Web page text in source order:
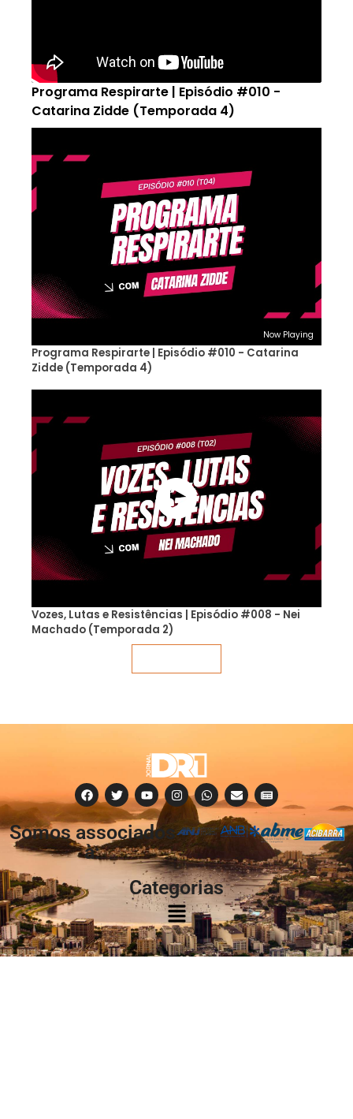
Programa Respirarte | Episódio #010 -
Catarina Zidde (Temporada 4)
Now Playing
Programa Respirarte | Episódio #010 - Catarina
Zidde (Temporada 4)
Vozes, Lutas e Resistências | Episódio #008 - Nei
Machado (Temporada 2)
Somos associados
à:
Categorias